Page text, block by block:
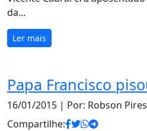
da…
Ler mais
Papa Francisco
16/01/2015 | Por: Robson
Compartilhe: